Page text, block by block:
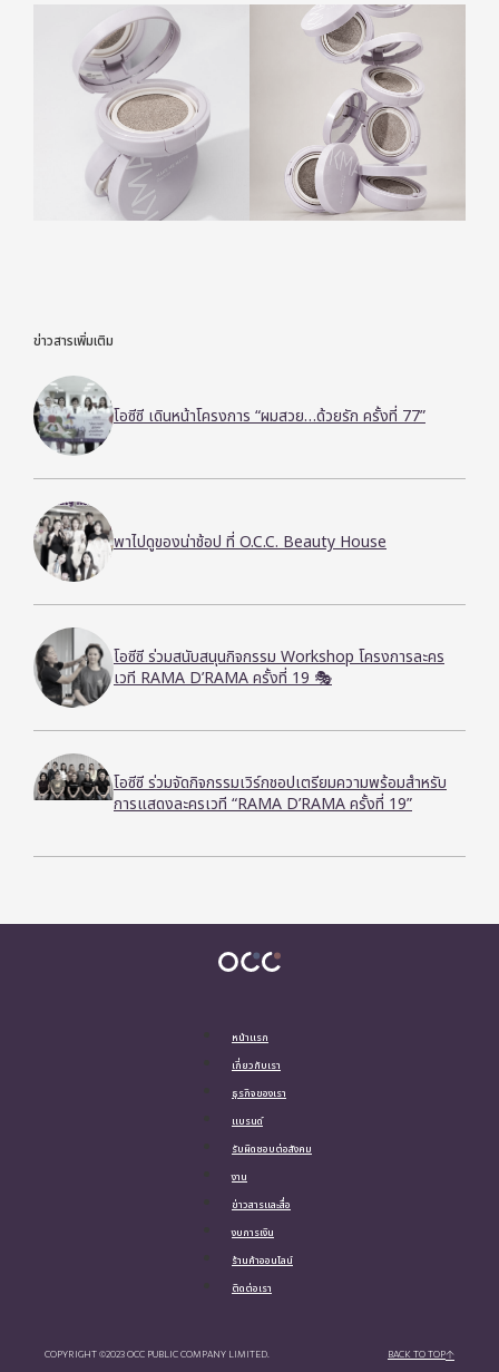
ข่าวสารเพิ่มเติม
โอซีซี เดินหน้าโครงการ “ผมสวย…ด้วยรัก ครั้งที่ 77”
พาไปดูของน่าช้อป ที่ O.C.C. Beauty House
โอซีซี ร่วมสนับสนุนกิจกรรม Workshop โครงการละคร
เวที RAMA D’RAMA ครั้งที่ 19 🎭
โอซีซี ร่วมจัดกิจกรรมเวิร์กชอปเตรียมความพร้อมสำหรับ
การแสดงละครเวที “RAMA D’RAMA ครั้งที่ 19”
หน้าแรก
เกี่ยวกับเรา
ธุรกิจของเรา
แบรนด์
รับผิดชอบต่อสังคม
งาน
ข่าวสารและสื่อ
งบการเงิน
ร้านค้าออนไลน์
ติดต่อเรา
COPYRIGHT ©2023 OCC PUBLIC COMPANY LIMITED. BACK TO TOP